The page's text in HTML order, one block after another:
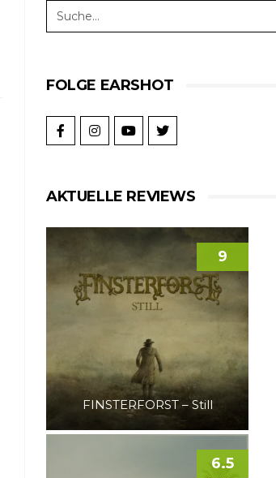
FOLGE EARSHOT
AKTUELLE REVIEWS
FINSTERFORST – Still
9
6.5